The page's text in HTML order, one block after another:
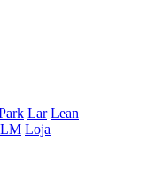
Lar Lean
Loja